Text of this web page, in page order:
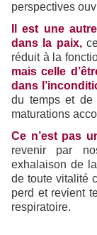
perspectives
Il est une
dans la paix,
réduit à la
mais celle
dans
du temps et de
maturations
Ce n’est pas
revenir par
exhalaison de
de toute vitalité
perd et revient
respiratoire.